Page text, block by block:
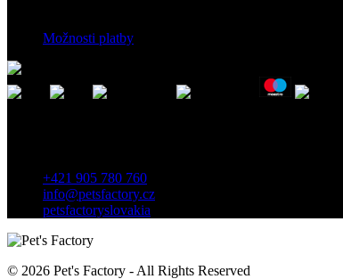
Možnosti platby
+421 905 780 760
info@petsfactory.cz
petsfactoryslovakia
© 2026 Pet's Factory - All Rights Reserved